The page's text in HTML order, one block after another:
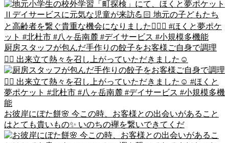
厨房スタッフが包んだ手作りの餃子をお客様ご自身で調理
👍🏻 出来立て熱々を召し上がっていただきました☺
お彼岸にぼた餅🌸 今この時、お客様との出会いがあること
はとても貴いもの✨ いのちの襷を繋いできてくだ